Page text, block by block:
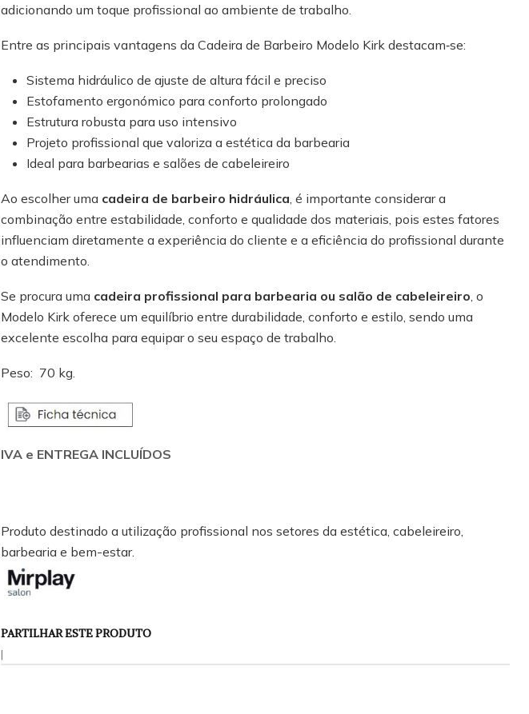
adicionando um toque profissional ao ambiente de trabalho.
Entre as principais vantagens da Cadeira de Barbeiro Modelo Kirk destacam‑se:
Sistema hidráulico de ajuste de altura fácil e preciso
Estofamento ergonómico para conforto prolongado
Estrutura robusta para uso intensivo
Projeto profissional que valoriza a estética da barbearia
Ideal para barbearias e salões de cabeleireiro
Ao escolher uma cadeira de barbeiro hidráulica , é importante considerar a
combinação entre estabilidade, conforto e qualidade dos materiais, pois estes fatores
influenciam diretamente a experiência do cliente e a eficiência do profissional durante
o atendimento.
Se procura uma cadeira profissional para barbearia ou salão de cabeleireiro , o
Modelo Kirk oferece um equilíbrio entre durabilidade, conforto e estilo, sendo uma
excelente escolha para equipar o seu espaço de trabalho.
Peso: 70 kg.
IVA e ENTREGA INCLUÍDOS
Produto destinado a utilização profissional nos setores da estética, cabeleireiro,
barbearia e bem-estar.
PARTILHAR ESTE PRODUTO
|